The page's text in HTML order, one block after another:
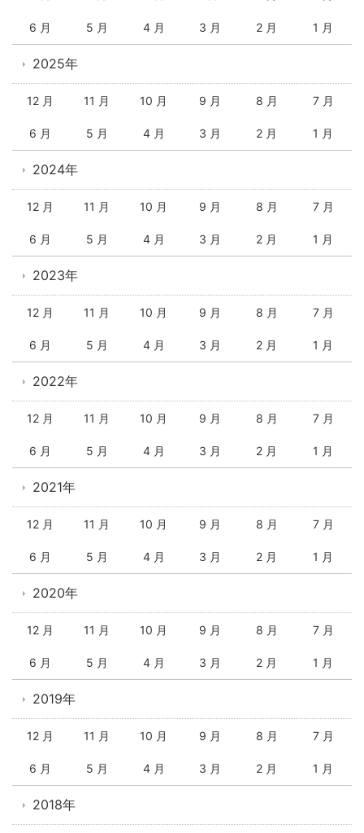
6 月 5 月 4 月 3 月 2 月 1 月
2025年
12 月 11 月 10 月 9 月 8 月 7 月
6 月 5 月 4 月 3 月 2 月 1 月
2024年
12 月 11 月 10 月 9 月 8 月 7 月
6 月 5 月 4 月 3 月 2 月 1 月
2023年
12 月 11 月 10 月 9 月 8 月 7 月
6 月 5 月 4 月 3 月 2 月 1 月
2022年
12 月 11 月 10 月 9 月 8 月 7 月
6 月 5 月 4 月 3 月 2 月 1 月
2021年
12 月 11 月 10 月 9 月 8 月 7 月
6 月 5 月 4 月 3 月 2 月 1 月
2020年
12 月 11 月 10 月 9 月 8 月 7 月
6 月 5 月 4 月 3 月 2 月 1 月
2019年
12 月 11 月 10 月 9 月 8 月 7 月
6 月 5 月 4 月 3 月 2 月 1 月
2018年